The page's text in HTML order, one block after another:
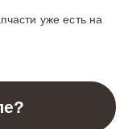
уже есть на